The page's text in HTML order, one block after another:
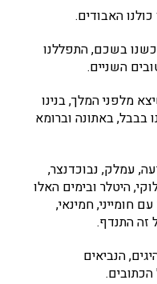
כולנו האבודים.
בשכם, התפללנו
השניים.
מלפני המלך, בנינו
בבבל, באתונה וברומא
עמלק, נבוכדנצר,
היטלר ובימים האלו
חומייני, חמינאי,
זה התנדף.
הנביאים